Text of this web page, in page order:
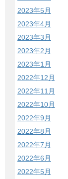
2023年5月
2023年4月
2023年3月
2023年2月
2023年1月
2022年12月
2022年11月
2022年10月
2022年9月
2022年8月
2022年7月
2022年6月
2022年5月